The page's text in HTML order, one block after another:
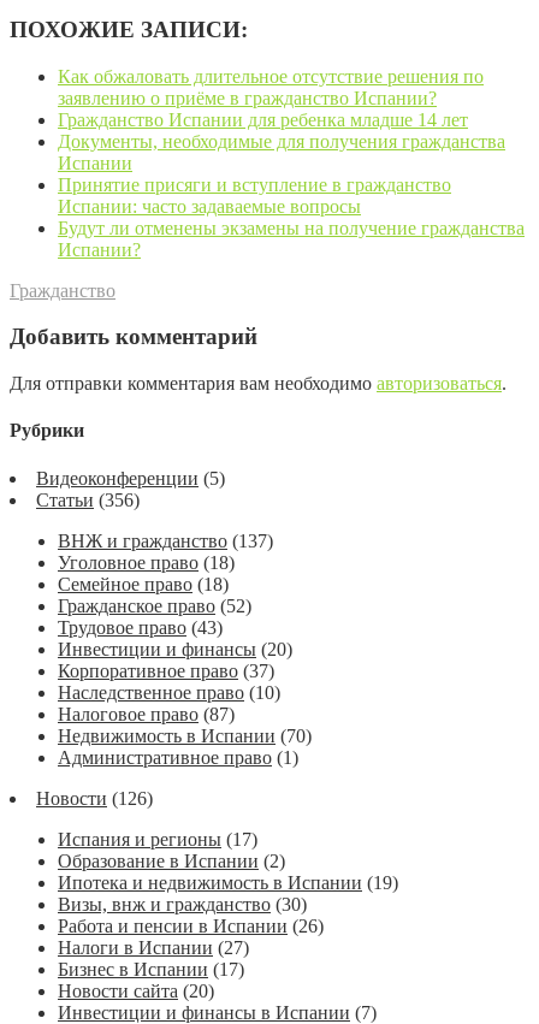
ПОХОЖИЕ ЗАПИСИ:
Как обжаловать длительное отсутствие решения по
заявлению о приёме в гражданство Испании?
Гражданство Испании для ребенка младше 14 лет
Документы, необходимые для получения гражданства
Испании
Принятие присяги и вступление в гражданство
Испании: часто задаваемые вопросы
Будут ли отменены экзамены на получение гражданства
Испании?
Гражданство
Добавить комментарий
Для отправки комментария вам необходимо авторизоваться.
Рубрики
Видеоконференции (5)
Статьи (356)
ВНЖ и гражданство (137)
Уголовное право (18)
Семейное право (18)
Гражданское право (52)
Трудовое право (43)
Инвестиции и финансы (20)
Корпоративное право (37)
Наследственное право (10)
Налоговое право (87)
Недвижимость в Испании (70)
Административное право (1)
Новости (126)
Испания и регионы (17)
Образование в Испании (2)
Ипотека и недвижимость в Испании (19)
Визы, внж и гражданство (30)
Работа и пенсии в Испании (26)
Налоги в Испании (27)
Бизнес в Испании (17)
Новости сайта (20)
Инвестиции и финансы в Испании (7)